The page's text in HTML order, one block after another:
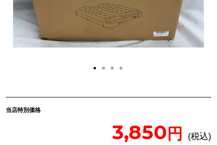
当店特別価格
3,850